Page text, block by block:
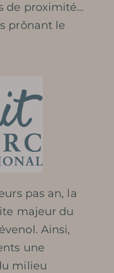
de proximité…
prônant le
pas an, la
majeur du
Ainsi,
une
milieu